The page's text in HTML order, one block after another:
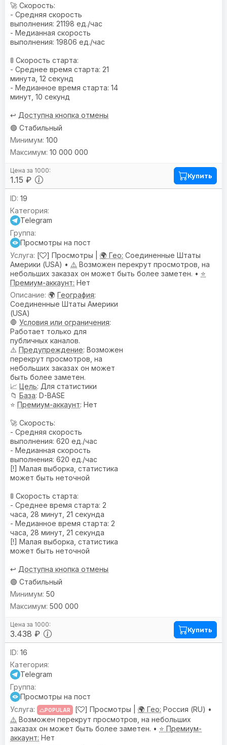
🚀 Скорость:
- Средняя скорость
выполнения: 21198 ед./час
- Медианная скорость
выполнения: 19806 ед./час
🚦 Скорость старта:
- Среднее время старта: 21
минута, 12 секунд
- Медианное время старта: 14
минут, 10 секунд
↩️ Доступна кнопка отмены
🟢 Стабильный
1.15 ₽
100
10 000 000
Купить
19
Telegram
Просмотры на пост
[
] Просмотры | 🌍 Гео: Соединенные Штаты
Америки (USA) • ⚠️ Возможен перекрут просмотров, на
небольших заказах он может быть более заметен. • ⭐
Премиум-аккаунт: Нет
🌍 География:
Соединенные Штаты Америки
(USA)
🛑 Условия или ограничения:
Работает только для
публичных каналов.
⚠️ Предупреждениe: Возможен
перекрут просмотров, на
небольших заказах он может
быть более заметен.
📈 Цель: Для статистики
📁 База: D-BASE
⭐ Премиум-аккаунт: Нет
🚀 Скорость:
- Средняя скорость
выполнения: 620 ед./час
- Медианная скорость
выполнения: 620 ед./час
[!] Малая выборка, статистика
может быть неточной
🚦 Скорость старта:
- Среднее время старта: 2
часа, 28 минут, 21 секунда
- Медианное время старта: 2
часа, 28 минут, 21 секунда
[!] Малая выборка, статистика
может быть неточной
↩️ Доступна кнопка отмены
🟢 Стабильный
3.438 ₽
50
500 000
Купить
16
Telegram
Просмотры на пост
POPULAR [ ] Просмотры | 🌍 Гео: Россия (RU) •
⚠️ Возможен перекрут просмотров, на небольших
заказах он может быть более заметен. • ⭐ Премиум-
аккаунт: Нет